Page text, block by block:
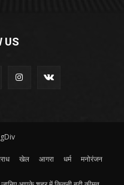
US
खेल आगरा धर्म
मनोरंजन